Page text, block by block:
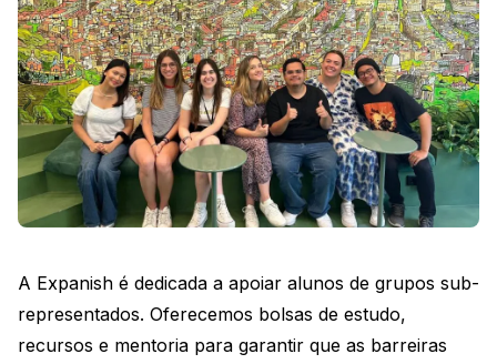
A Expanish é dedicada a apoiar alunos de grupos sub-
representados. Oferecemos bolsas de estudo,
recursos e mentoria para garantir que as barreiras